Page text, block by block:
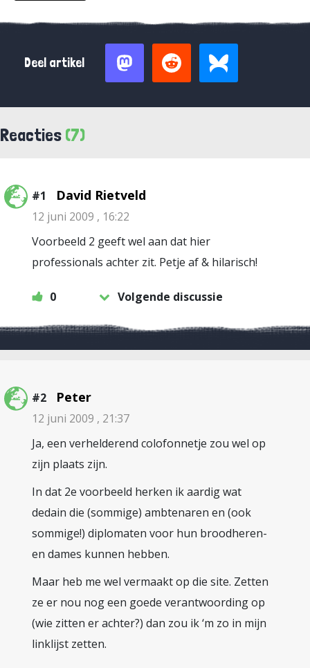
Deel artikel
Reacties (7)
#1 David Rietveld
12 juni 2009 , 16:22
Voorbeeld 2 geeft wel aan dat hier
professionals achter zit. Petje af & hilarisch!
0 Volgende discussie
#2 Peter
12 juni 2009 , 21:37
Ja, een verhelderend colofonnetje zou wel op
zijn plaats zijn.
In dat 2e voorbeeld herken ik aardig wat
dedain die (sommige) ambtenaren en (ook
sommige!) diplomaten voor hun broodheren-
en dames kunnen hebben.
Maar heb me wel vermaakt op die site. Zetten
ze er nou nog een goede verantwoording op
(wie zitten er achter?) dan zou ik ‘m zo in mijn
linklijst zetten.